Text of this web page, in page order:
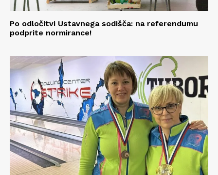
Po odločitvi Ustavnega sodišča: na referendumu
podprite normirance!